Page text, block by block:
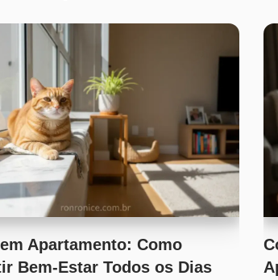
Apartamento: Como
Bem-Estar Todos os Dias